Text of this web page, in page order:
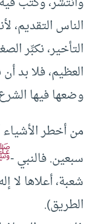
الناس التقديم،
التأخير، نكبِّر
العظيم، فلا بد
وضعها فيها
من أخطر
سبعين. فالنبي -
شعبة، أعلاها لا
الطريق).